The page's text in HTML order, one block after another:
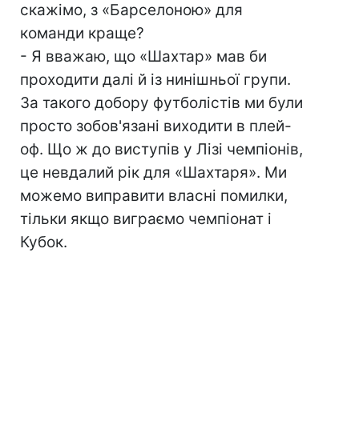
скажімо, з «Барселоною» для
команди краще?
- Я вважаю, що «Шахтар» мав би
проходити далі й із нинішньої групи.
За такого добору футболістів ми були
просто зобов'язані виходити в плей-
оф. Що ж до виступів у Лізі чемпіонів,
це невдалий рік для «Шахтаря». Ми
можемо виправити власні помилки,
тільки якщо виграємо чемпіонат і
Кубок.